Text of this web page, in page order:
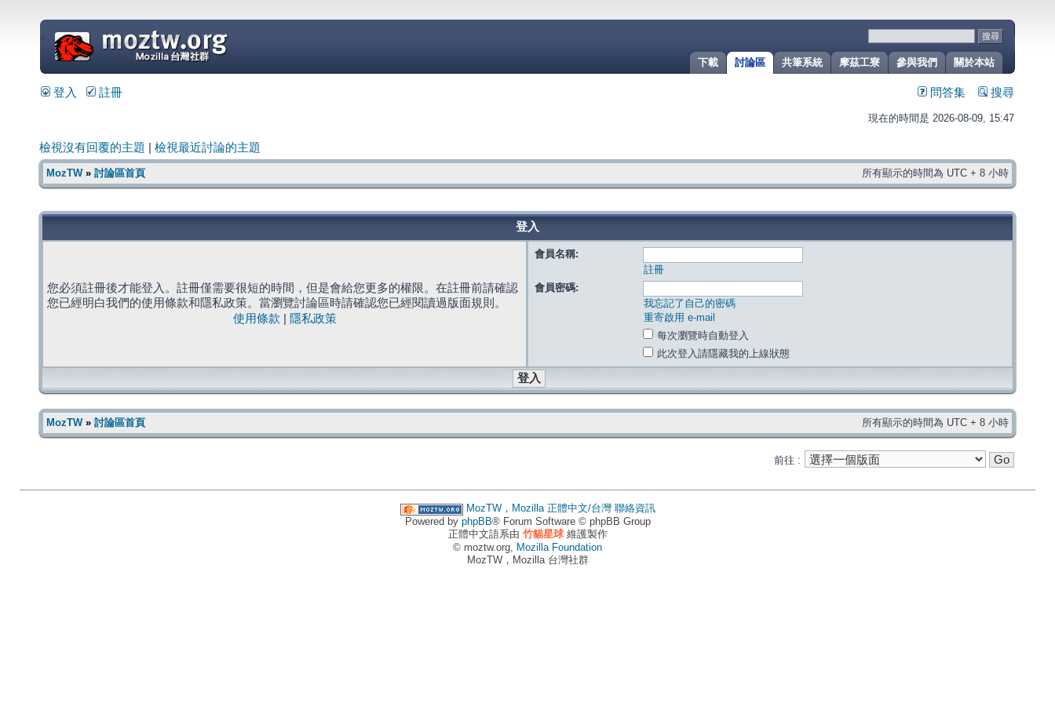
關於本站
參與我們
摩茲工寮
共筆系統
討論區
下載
=
登入 註冊 問答集 搜尋
現在的時間是 2026-08-09, 15:47
檢視沒有回覆的主題 檢視最近討論的主題
MozTW» 討論區首頁 所有顯示的時間為 UTC + 8 小時
登入
您必須註冊後才能登入。註冊僅需要很短的時間，但是會給您更多的權限。在註冊前請確認
您已經明白我們的使用條款和隱私政策。當瀏覽討論區時請確認您已經閱讀過版面規則。
使用條款
隱私政策
會員名稱:
註冊
會員密碼:
我忘記了自己的密碼
重寄啟用 e-mail
每次瀏覽時自動登入
此次登入請隱藏我的上線狀態
MozTW» 討論區首頁 所有顯示的時間為 UTC + 8 小時
前往 :
MozTW，Mozilla 正體中文/台灣 聯絡資訊
Powered by phpBB® Forum Software © phpBB Group
正體中文語系由 竹貓星球維護製作
© moztw.org, Mozilla Foundation
MozTW，Mozilla 台灣社群